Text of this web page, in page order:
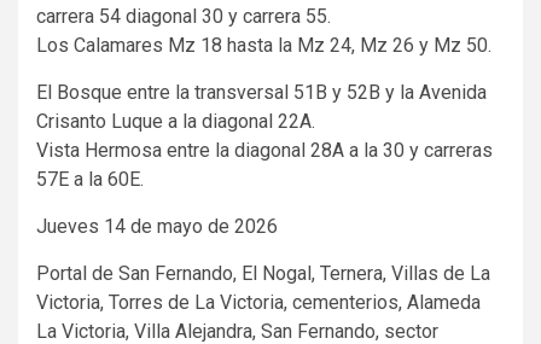
carrera 54 diagonal 30 y carrera 55.
Los Calamares Mz 18 hasta la Mz 24, Mz 26 y Mz 50.
El Bosque entre la transversal 51B y 52B y la Avenida
Crisanto Luque a la diagonal 22A.
Vista Hermosa entre la diagonal 28A a la 30 y carreras
57E a la 60E.
Jueves 14 de mayo de 2026
Portal de San Fernando, El Nogal, Ternera, Villas de La
Victoria, Torres de La Victoria, cementerios, Alameda
La Victoria, Villa Alejandra, San Fernando, sector